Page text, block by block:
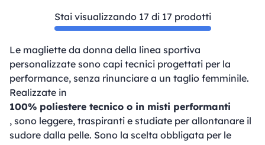
Stai visualizzando 17 di 17 prodotti
Le magliette da donna della linea sportiva
personalizzate sono capi tecnici progettati per la
performance, senza rinunciare a un taglio femminile.
Realizzate in
100% poliestere tecnico o in misti performanti
, sono leggere, traspiranti e studiate per allontanare il
sudore dalla pelle. Sono la scelta obbligata per le